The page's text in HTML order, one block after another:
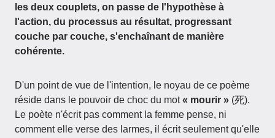
les deux couplets, on passe de l'hypothèse à
l'action, du processus au résultat, progressant
couche par couche, s'enchaînant de manière
cohérente.
D'un point de vue de l'intention, le noyau de ce poème
réside dans le pouvoir de choc du mot« mourir » (死).
Le poète n'écrit pas comment la femme pense, ni
comment elle verse des larmes, il écrit seulement qu'elle